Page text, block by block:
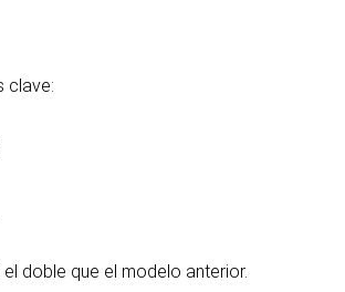
clave:
el doble que el modelo anterior.